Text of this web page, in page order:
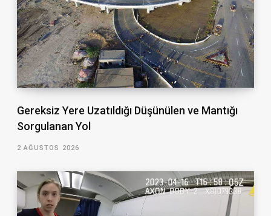
Gereksiz Yere Uzatıldığı Düşünülen ve Mantığı
Sorgulanan Yol
2 AĞUSTOS 2026